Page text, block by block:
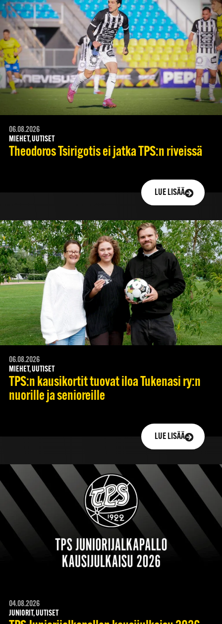
06.08.2026
MIEHET, UUTISET
Theodoros Tsirigotis ei jatka TPS:n riveissä
LUE LISÄÄ
06.08.2026
MIEHET, UUTISET
TPS:n kausikortit tuovat iloa Tukenasi ry:n
nuorille ja senioreille
LUE LISÄÄ
04.08.2026
JUNIORIT, UUTISET